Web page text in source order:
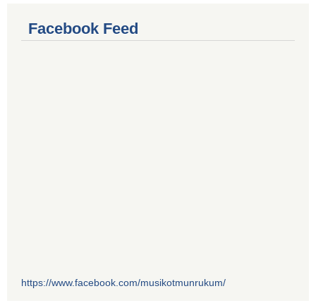
Facebook Feed
https://www.facebook.com/musikotmunrukum/